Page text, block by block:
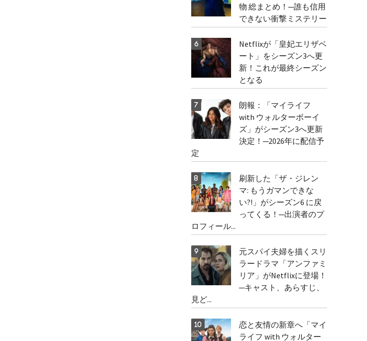
物 総まとめ！─誰も信用
できない衝撃ミステリー
Netflixが「皇妃エリザベ
ート」をシーズン3へ更
新！これが最終シーズン
となる
朗報：「マイライフ
with ウォルターボーイ
ズ」がシーズン3へ更新
決定！─2026年に配信予
定
刷新した「ザ・ジレン
マ: もうガマンできな
い?!」がシーズン6 に戻
ってくる！─出演者のプ
ロフィール...
元スパイ夫婦を描くスリ
ラードラマ「アンファミ
リア」がNetflixに登場！
─キャスト、あらすじ、
見ど...
恋と友情の新章へ「マイ
ライフ with ウォルター